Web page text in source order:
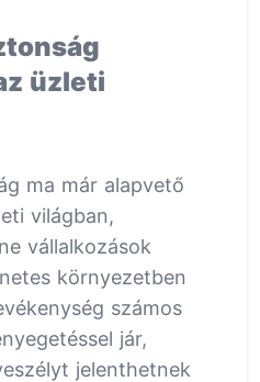
üzleti
ma már alapvető
világban,
vállalkozások
környezetben
számos
jár,
jelenthetnek